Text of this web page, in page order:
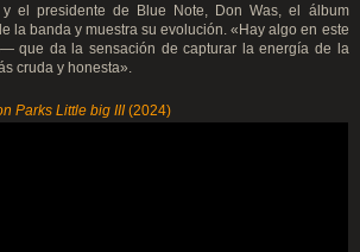
el presidente de Blue Note, Don Was, el álbum
la banda y muestra su evolución. «Hay algo en este
que da la sensación de capturar la energía de la
cruda y honesta».
Parks Little big III(2024)